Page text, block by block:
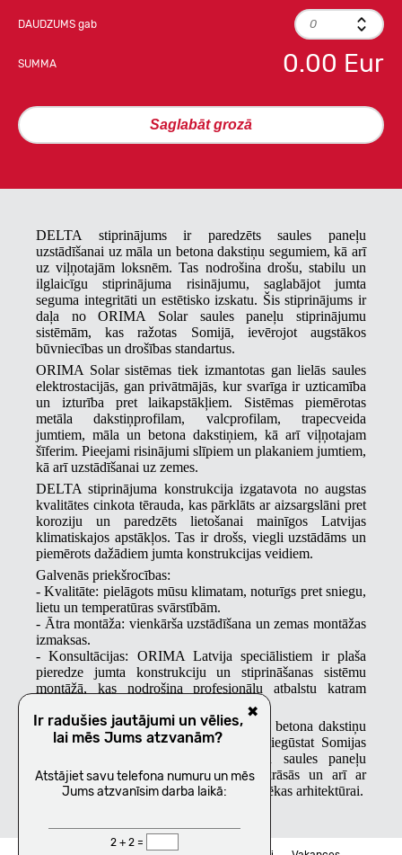
DAUDZUMS gab
SUMMA 0.00 Eur
Saglabāt grozā
DELTA stiprinājums ir paredzēts saules paneļu
uzstādīšanai uz māla un betona dakstiņu segumiem, kā arī
uz viļņotajām loksnēm. Tas nodrošina drošu, stabilu un
ilglaicīgu stiprinājuma risinājumu, saglabājot jumta
seguma integritāti un estētisko izskatu. Šis stiprinājums ir
daļa no ORIMA Solar saules paneļu stiprinājumu
sistēmām, kas ražotas Somijā, ievērojot augstākos
būvniecības un drošības standartus.
ORIMA Solar sistēmas tiek izmantotas gan lielās saules
elektrostacijās, gan privātmājās, kur svarīga ir uzticamība
un izturība pret laikapstākļiem. Sistēmas piemērotas
metāla dakstiņprofilam, valcprofilam, trapecveida
jumtiem, māla un betona dakstiņiem, kā arī viļņotajam
šīferim. Pieejami risinājumi slīpiem un plakaniem jumtiem,
kā arī uzstādīšanai uz zemes.
DELTA stiprinājuma konstrukcija izgatavota no augstas
kvalitātes cinkota tērauda, kas pārklāts ar aizsargslāni pret
koroziju un paredzēts lietošanai mainīgos Latvijas
klimatiskajos apstākļos. Tas ir drošs, viegli uzstādāms un
piemērots dažādiem jumta konstrukcijas veidiem.
Galvenās priekšrocības:
- Kvalitāte: pielāgots mūsu klimatam, noturīgs pret sniegu,
lietu un temperatūras svārstībām.
- Ātra montāža: vienkārša uzstādīšana un zemas montāžas
izmaksas.
- Konsultācijas: ORIMA Latvija speciālistiem ir plaša
pieredze jumta konstrukciju un stiprināšanas sistēmu
montāžā, kas nodrošina profesionālu atbalstu katram
Izvēloties DELTA stiprinājumu māla un betona dakstiņu
segumiem vai viļņotajām loksnēm, jūs iegūstat Somijas
kvalitāti, ilgmūžību un drošu pamatu saules paneļu
sistēmai. Pieejams dažādos izmēros, krāsās un arī ar
metālisku spīdumu, lai to varētu pielāgot ēkas arhitektūrai.
✖
Ir radušies jautājumi un vēlies,
lai mēs Jums atzvanām?
Atstājiet savu telefona numuru un mēs
Jums atzvanīsim darba laikā:
2 + 2 =